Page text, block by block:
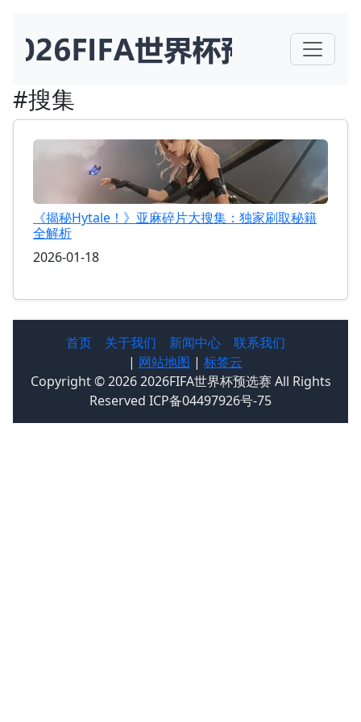
#搜集
《揭秘Hytale！》亚麻碎片大搜集：独家刷取秘籍
全解析
2026-01-18
首页 关于我们 新闻中心
联系我们
| 网站地图 | 标签云
Copyright © 2026 2026FIFA世界杯预选赛 All Rights
Reserved ICP备04497926号-75